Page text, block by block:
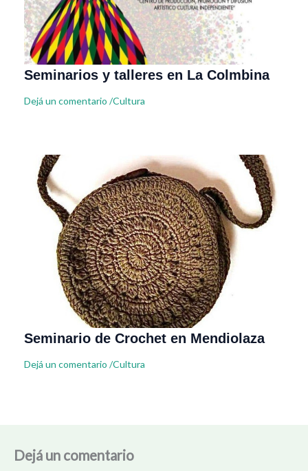
Seminarios y talleres en La Colmbina
Dejá un comentario /Cultura
Seminario de Crochet en Mendiolaza
Dejá un comentario /Cultura
Dejá un comentario